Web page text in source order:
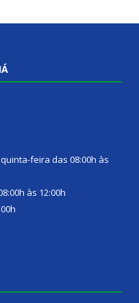
feira das 08:00h às
às 12:00h